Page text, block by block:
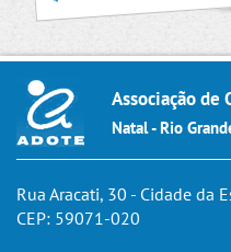
Associação de
Natal - Rio
Rua Aracati, 30 - Cidade da
CEP: 59071-020